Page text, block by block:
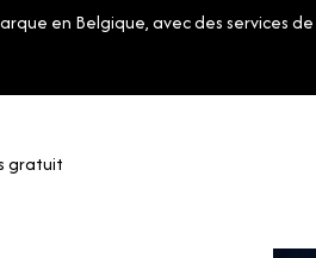
en Belgique, avec des services
gratuit